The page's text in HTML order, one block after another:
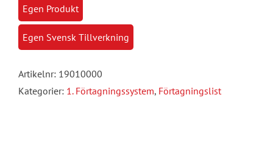
Egen Produkt
Egen Svensk Tillverkning
Artikelnr: 19010000
Kategorier: 1. Förtagningssystem, Förtagningslist